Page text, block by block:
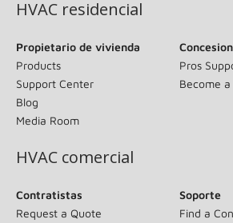
HVAC residencial
Propietario de vivienda
Products
Support Center
Blog
Media Room
Pros
Become
HVAC comercial
Contratistas
Request a Quote
Soporte
Find a